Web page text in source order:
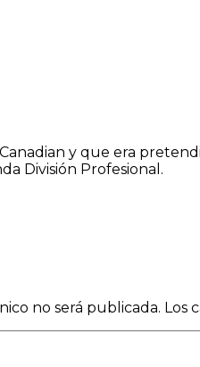
y que era
División Profesional.
no será publicada. Los